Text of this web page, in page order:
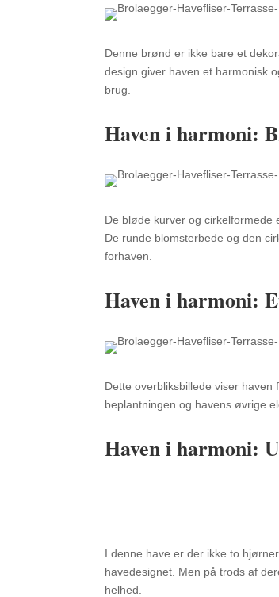
Denne brønd er ikke bare et
design giver haven et harmonisk
brug.
Haven i harmoni:
De bløde kurver og cirkelformede
De runde blomsterbede og den
forhaven.
Haven i harmoni:
Dette overbliksbillede viser
beplantningen og havens øvrige
Haven i harmoni:
I denne have er der ikke to
havedesignet. Men på trods af
helhed.